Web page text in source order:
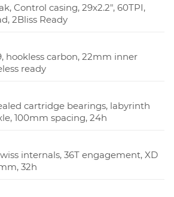
Control casing, 29x2.2", 60TPI,
2Bliss Ready
hookless carbon, 22mm inner
ready
cartridge bearings, labyrinth
100mm spacing, 24h
internals, 36T engagement, XD
32h